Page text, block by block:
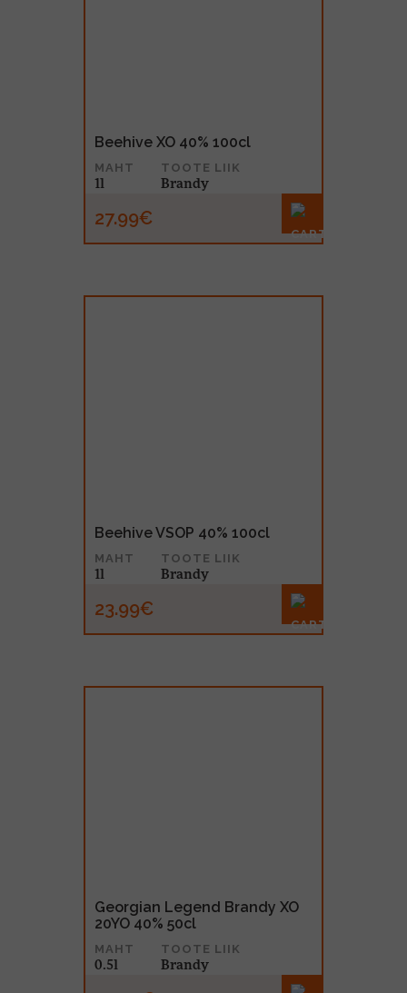
Beehive XO 40% 100cl
MAHT
1l
TOOTE LIIK
Brandy
27.99€
Beehive VSOP 40% 100cl
MAHT
1l
TOOTE LIIK
Brandy
23.99€
Georgian Legend Brandy XO
20YO 40% 50cl
MAHT
0.5l
TOOTE LIIK
Brandy